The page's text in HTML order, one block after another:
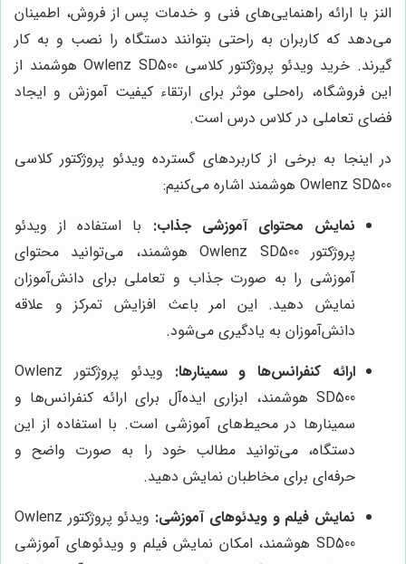
النز با ارائه راهنمایی‌های فنی و خدمات پس از فروش، اطمینان
می‌دهد که کاربران به راحتی بتوانند دستگاه را نصب و به کار
گیرند. خرید ویدئو پروژکتور کلاسی Owlenz SD500 هوشمند از
این فروشگاه، راه‌حلی موثر برای ارتقاء کیفیت آموزش و ایجاد
فضای تعاملی در کلاس درس است.
در اینجا به برخی از کاربردهای گسترده ویدئو پروژکتور کلاسی
Owlenz SD500 هوشمند اشاره می‌کنیم:
نمایش محتوای آموزشی جذاب: با استفاده از ویدئو
پروژکتور Owlenz SD500 هوشمند، می‌توانید محتوای
آموزشی را به صورت جذاب و تعاملی برای دانش‌آموزان
نمایش دهید. این امر باعث افزایش تمرکز و علاقه
دانش‌آموزان به یادگیری می‌شود.
ارائه کنفرانس‌ها و سمینارها:
ویدئو پروژکتور Owlenz
SD500 هوشمند، ابزاری ایده‌آل برای ارائه کنفرانس‌ها و
سمینارها در محیط‌های آموزشی است. با استفاده از این
دستگاه، می‌توانید مطالب خود را به صورت واضح و
حرفه‌ای برای مخاطبان نمایش دهید.
نمایش فیلم و ویدئوهای آموزشی:
ویدئو پروژکتور Owlenz
SD500 هوشمند، امکان نمایش فیلم و ویدئوهای آموزشی